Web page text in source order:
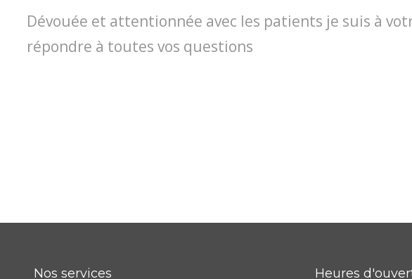
Dévouée et attentionnée avec les patients je suis à
répondre à toutes vos questions
Nos services Heures